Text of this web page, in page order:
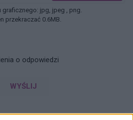
jpg, jpeg , png.
przekraczać 0.6MB.
o odpowiedzi
WYŚLIJ